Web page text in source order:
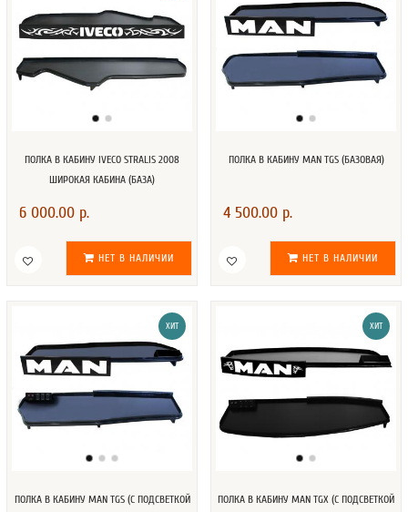
ПОЛКА В КАБИНУ IVECO STRALIS 2008
ШИРОКАЯ КАБИНА (БАЗА)
6 000.00 р.
НЕТ В НАЛИЧИИ
ПОЛКА В КАБИНУ MAN TGS (БАЗОВАЯ)
4 500.00 р.
НЕТ В НАЛИЧИИ
ХИТ
ПОЛКА В КАБИНУ MAN TGS (С ПОДСВЕТКОЙ
ХИТ
ПОЛКА В КАБИНУ MAN TGX (C ПОДСВЕТКОЙ